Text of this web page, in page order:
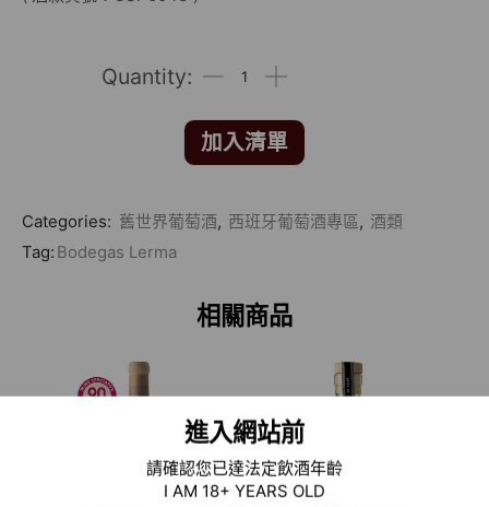
進入網站前
請確認您已達法定飲酒年齡
I AM 18+ YEARS OLD
加入清單
Categories: 舊世界葡萄酒, 西班牙葡萄酒專區, 酒類
Tag: Bodegas Lerma
相關商品